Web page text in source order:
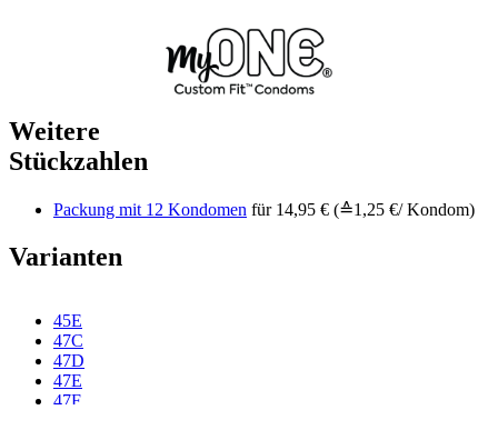
Weitere
Stückzahlen
Packung mit 12 Kondomen für 14,95 € (≙1,25 €/ Kondom)
Varianten
45E
47C
47D
47E
47F